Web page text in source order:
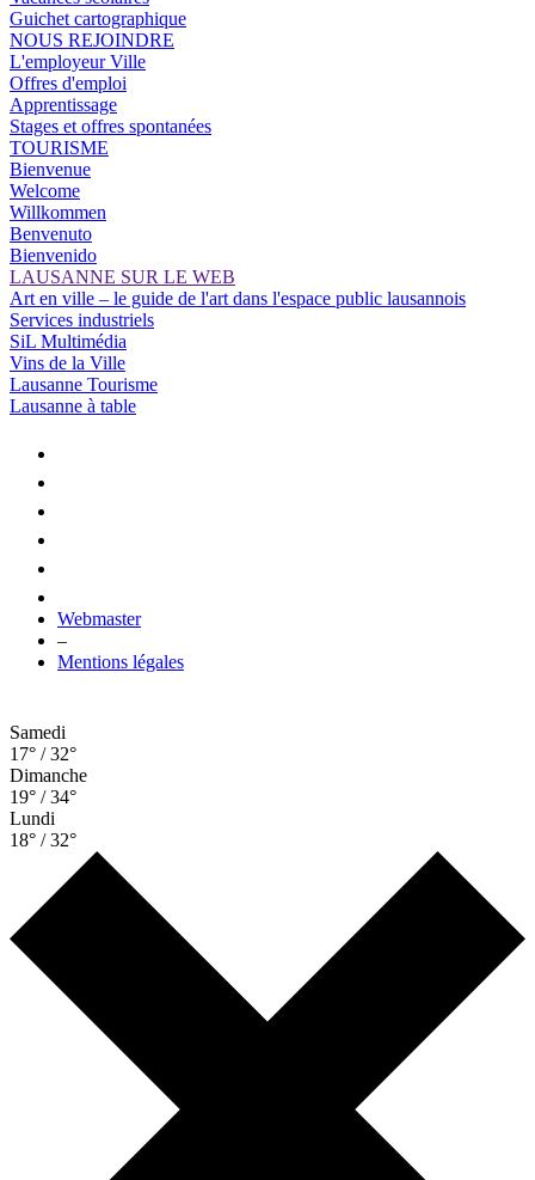
Guichet cartographique
NOUS REJOINDRE
L'employeur Ville
Offres d'emploi
Apprentissage
Stages et offres spontanées
TOURISME
Bienvenue
Welcome
Willkommen
Benvenuto
Bienvenido
LAUSANNE SUR LE WEB
Art en ville – le guide de l'art dans l'espace public lausannois
Services industriels
SiL Multimédia
Vins de la Ville
Lausanne Tourisme
Lausanne à table
Webmaster
–
Mentions légales
Samedi
17° / 32°
Dimanche
19° / 34°
Lundi
18° / 32°